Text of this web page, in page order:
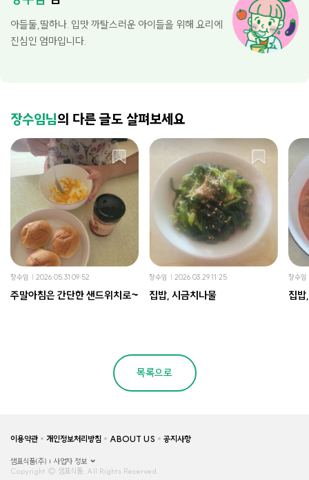
아들둘,딸하나. 입맛 까탈스러운 아이들을 위해 요리에
진심인 엄마입니다.
장수임님의 다른 글도 살펴보세요
장수임 2026.05.31 09:52
주말아침은 간단한 샌드위치로~
장수임 2026.03.29 11:25
집밥, 시금치나물
장수임
집밥
목록으로
이용약관 개인정보처리방침 ABOUT US 공지사항
샘표식품(주)
사업자 정보
Copyright © 샘표식품, All Rights Reserved.